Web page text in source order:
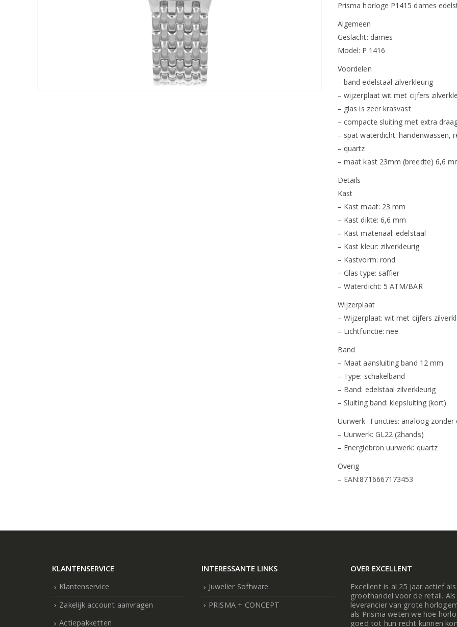
Prisma horloge P1415 dames
Algemeen
Geslacht: dames
Model: P.1416
Voordelen
– band edelstaal zilverkleurig
– wijzerplaat wit met cijfers
– glas is zeer krasvast
– compacte sluiting met extra
– spat waterdicht: handenwassen,
– quartz
– maat kast 23mm (breedte) 6,6
Details
Kast
– Kast maat: 23 mm
– Kast dikte: 6,6 mm
– Kast materiaal: edelstaal
– Kast kleur: zilverkleurig
– Kastvorm: rond
– Glas type: saffier
– Waterdicht: 5 ATM/BAR
Wijzerplaat
– Wijzerplaat: wit met cijfers
– Lichtfunctie: nee
Band
– Maat aansluiting band 12 mm
– Type: schakelband
– Band: edelstaal zilverkleurig
– Sluiting band: klepsluiting (kort)
Uurwerk- Functies: analoog zonder
– Uurwerk: GL22 (2hands)
– Energiebron uurwerk: quartz
Overig
– EAN:8716667173453
KLANTENSERVICE
Klantenservice
Zakelijk account aanvragen
Actiepakketten
INTERESSANTE LINKS
Juwelier Software
PRISMA + CONCEPT
OVER EXCELLENT
Excellent is al 25 jaar actief als
groothandel voor de retail. Als
leverancier van grote
als Prisma weten we hoe
goed tot hun recht kunnen